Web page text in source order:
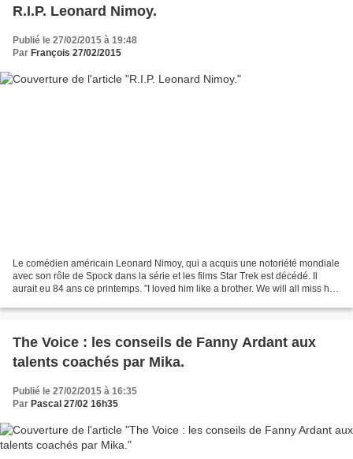
R.I.P. Leonard Nimoy.
Publié le 27/02/2015 à 19:48
Par François 27/02/2015
Le comédien américain Leonard Nimoy, qui a acquis une notoriété mondiale
avec son rôle de Spock dans la série et les films Star Trek est décédé. Il
aurait eu 84 ans ce printemps. "I loved him like a brother. We will all miss his
The Voice : les conseils de Fanny Ardant aux
talents coachés par Mika.
Publié le 27/02/2015 à 16:35
Par Pascal 27/02 16h35